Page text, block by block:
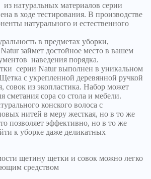
натуральных материалов серии
в ходе тестирования. В производстве
натурального и естественного
в предметах уборки,
займет достойное место в вашем
наведения порядка.
серии Natur выполнен в уникальном
с укрепленной деревянной ручкой
совок из экопластика. Набор может
сметания сора со стола и мебели.
конского волоса с
нитей в меру жесткая, но в то же
позволяет эффективно, но в то же
к уборке даже деликатных
щетину щетки и совок можно легко
средством